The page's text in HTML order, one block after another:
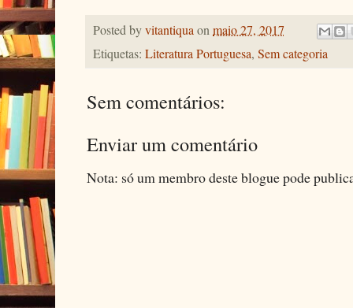
Posted byvitantiquaonmaio 27, 2017
Etiquetas: Literatura Portuguesa, Sem categoria
Sem comentários:
Enviar um comentário
Nota: só um membro deste blogue pode